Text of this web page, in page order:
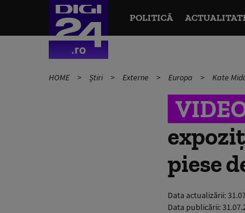
POLITICĂ
HOME Știri Externe Europa Kate
piese
Data actualizării:
Data publicării: